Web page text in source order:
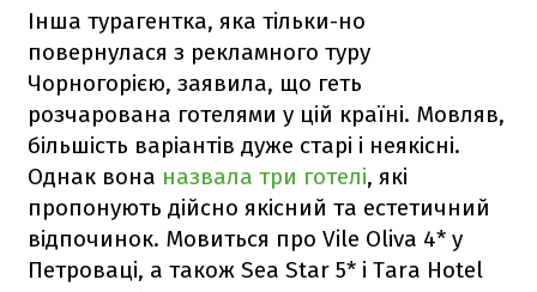
Інша турагентка, яка тільки-но
повернулася з рекламного туру
Чорногорією, заявила, що геть
розчарована готелями у цій країні. Мовляв,
більшість варіантів дуже старі і неякісні.
Однак вона назвала три готелі, які
пропонують дійсно якісний та естетичний
відпочинок. Мовиться про Vile Oliva 4* у
Петроваці, а також Sea Star 5* і Tara Hotel